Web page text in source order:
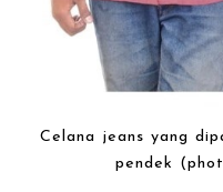
Celana jeans yang
pendek